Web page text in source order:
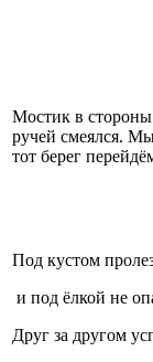
Мостик в
ручей смеялся.
тот берег
Под кустом
и под ёлкой не
Друг за другом